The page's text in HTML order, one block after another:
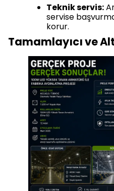
Teknik servis:
servise
korur.
Tamamlayıcı ve